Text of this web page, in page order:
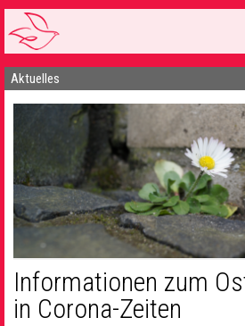
Startseite
1 Pfarrei
16 Gemeinden & mehr
Gottesdienste & Sinnsuche
Sakramente & Feste
Gemeinschaft & Soziales
Musik & Kultur
Aktuelles
Informationen zum
in Corona-Zeiten